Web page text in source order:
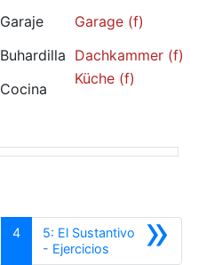
Garaje
Garage (f)
Buhardilla Dachkammer (f)
Cocina
Küche (f)
4 »
5: El Sustantivo
- EjerciciosSiguiente